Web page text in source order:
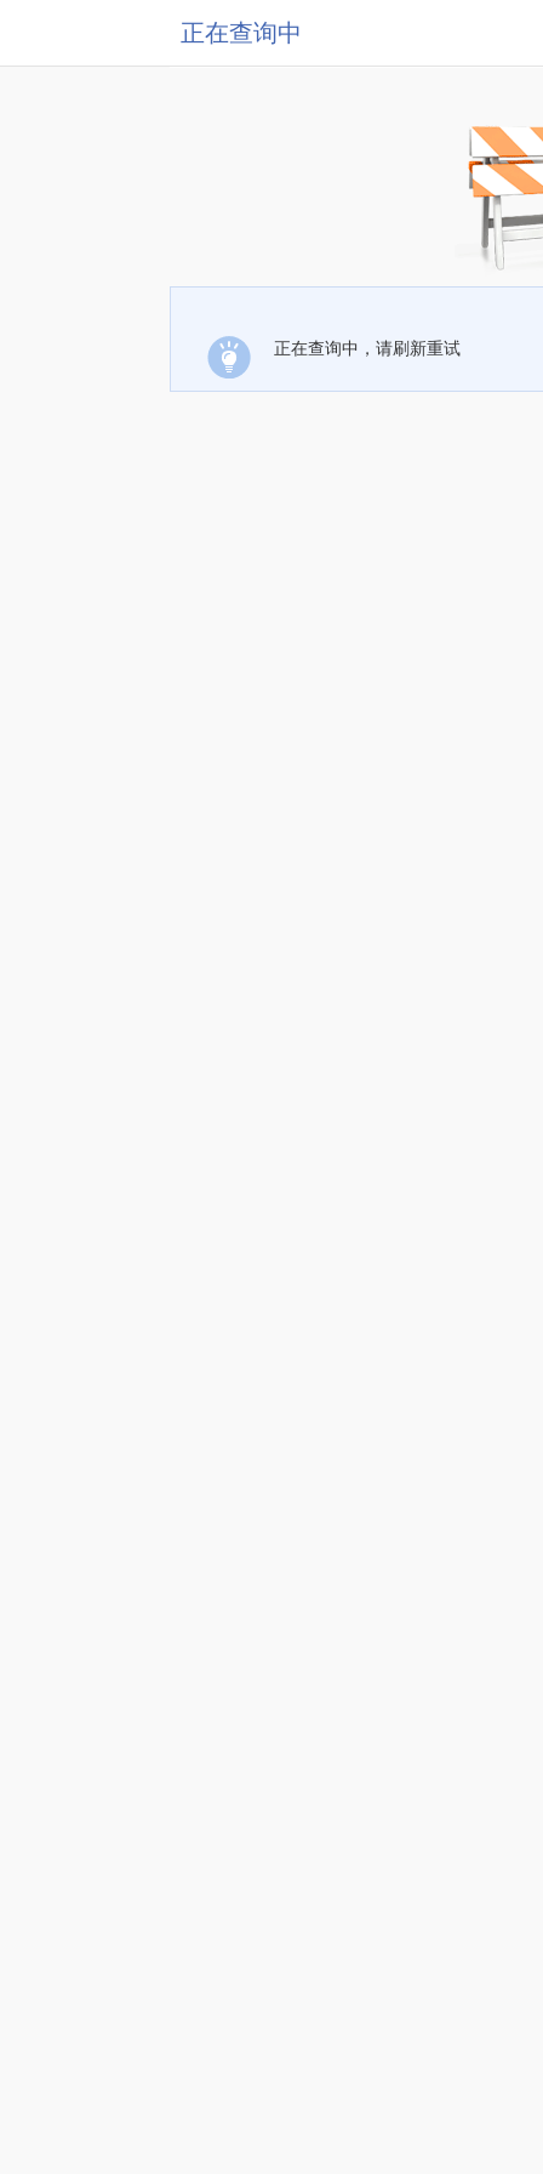
正在查询中
正在查询中，请刷新重试